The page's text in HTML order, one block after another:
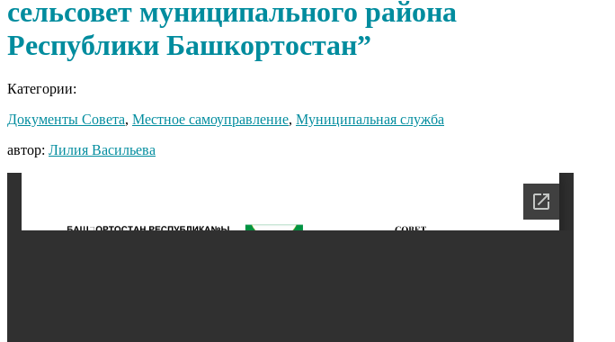
сельсовет муниципального района
Республики Башкортостан”
Категории:
Документы Совета, Местное самоуправление, Муниципальная служба
автор: Лилия Васильева